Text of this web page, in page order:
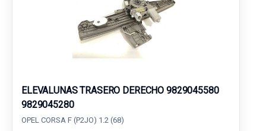
ELEVALUNAS TRASERO DERECHO 9829045580
9829045280
OPEL CORSA F (P2JO) 1.2 (68)